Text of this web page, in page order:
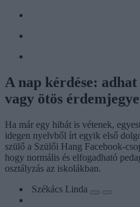
A nap kérdése:
vagy ötös
Ha már egy hibát is vétenek,
idegen nyelvből írt egyik első
szülő a Szülői Hang Facebook-
hogy normális és elfogadható
osztályzás az iskolákban.
Székács Linda